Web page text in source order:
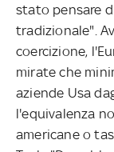
stato pensare
tradizionale".
coercizione,
mirate che
aziende Usa
l'equivalenza
americane o